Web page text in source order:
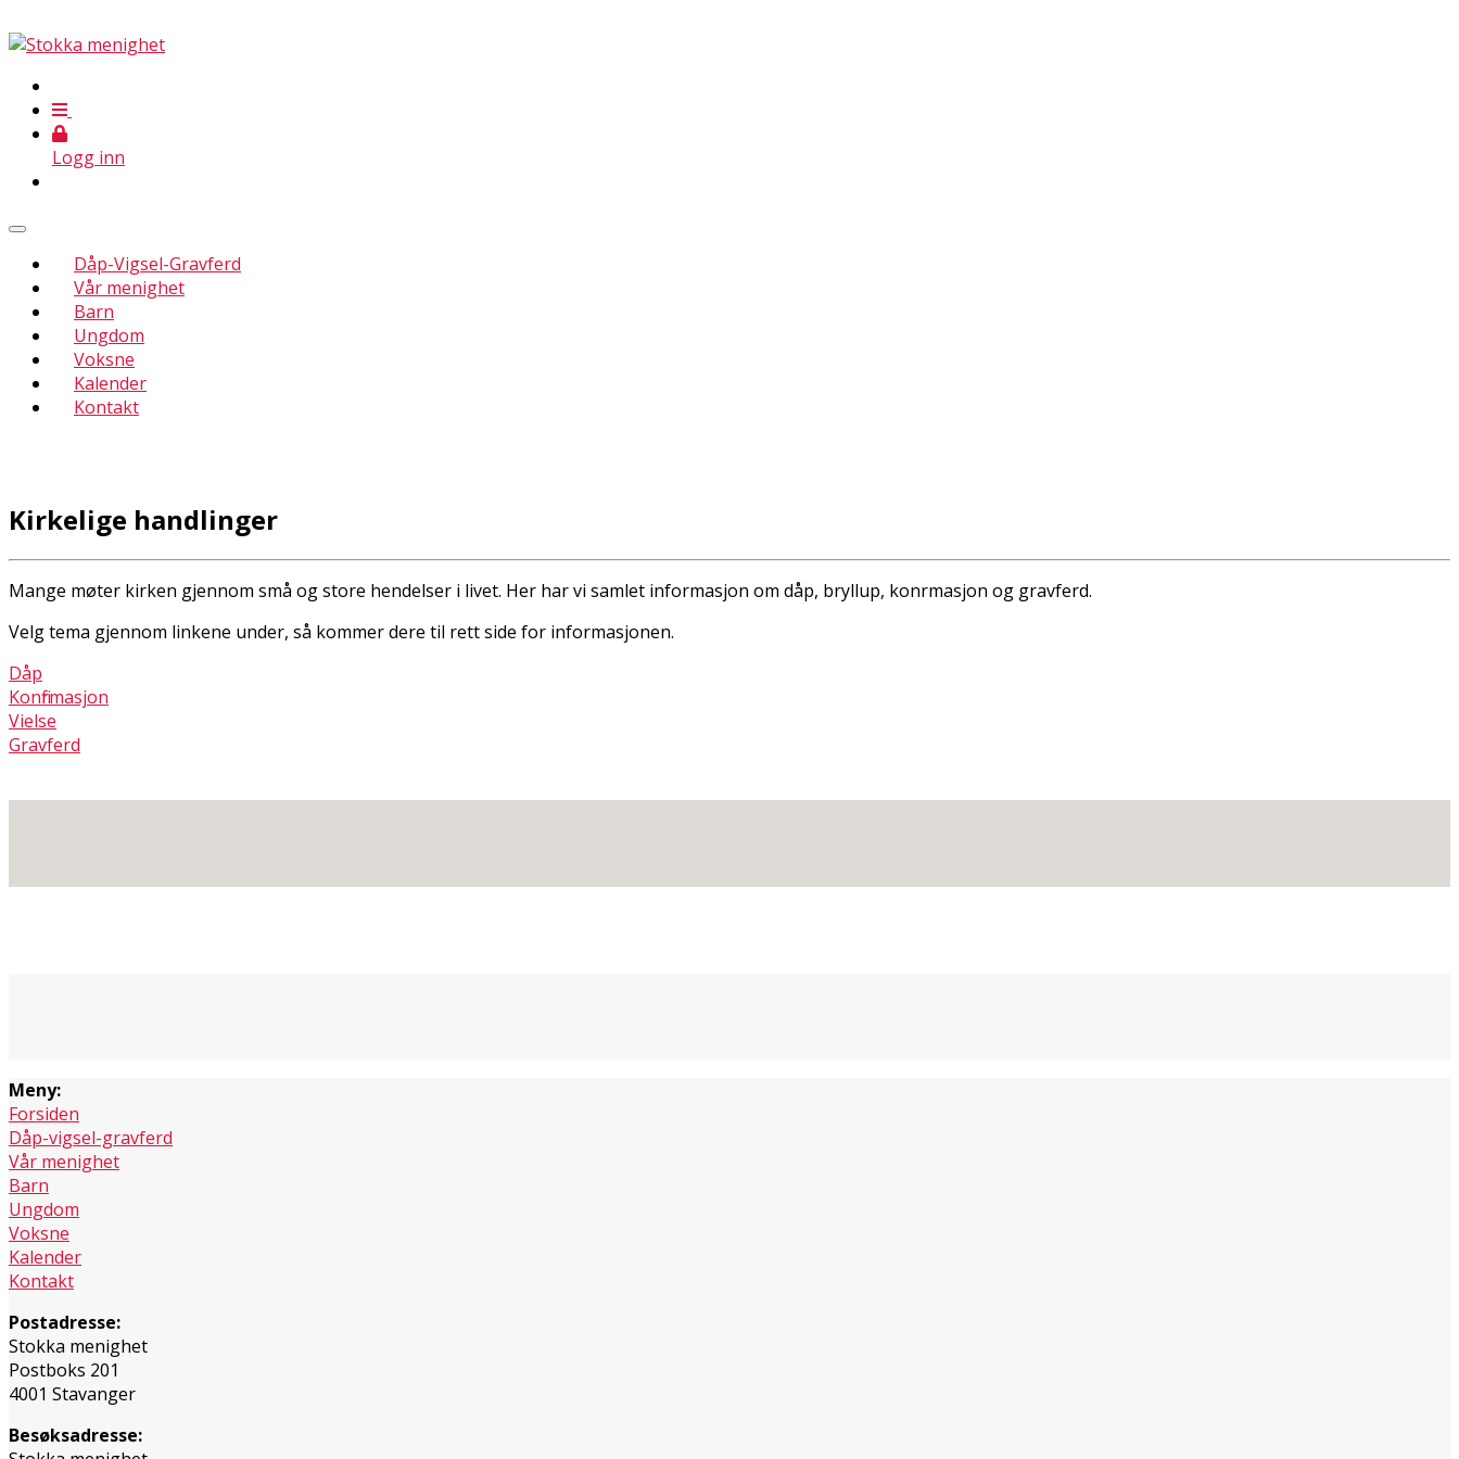
Logg inn
Dåp-Vigsel-Gravferd
Vår menighet
Barn
Ungdom
Voksne
Kalender
Kontakt
Kirkelige handlinger
Mange møter kirken gjennom små og store hendelser i livet. Her har vi samlet informasjon om dåp, bryllup, konfirmasjon og gravferd.
Velg tema gjennom linkene under, så kommer dere til rett side for informasjonen.
Dåp
Konfirmasjon
Vielse
Gravferd
Meny:
Forsiden
Dåp-vigsel-gravferd
Vår menighet
Barn
Ungdom
Voksne
Kalender
Kontakt
Postadresse:
Stokka menighet
Postboks 201
4001 Stavanger
Besøksadresse: